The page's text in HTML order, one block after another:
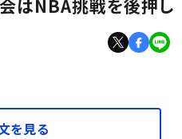
はNBA挑戦を後押し
を見る